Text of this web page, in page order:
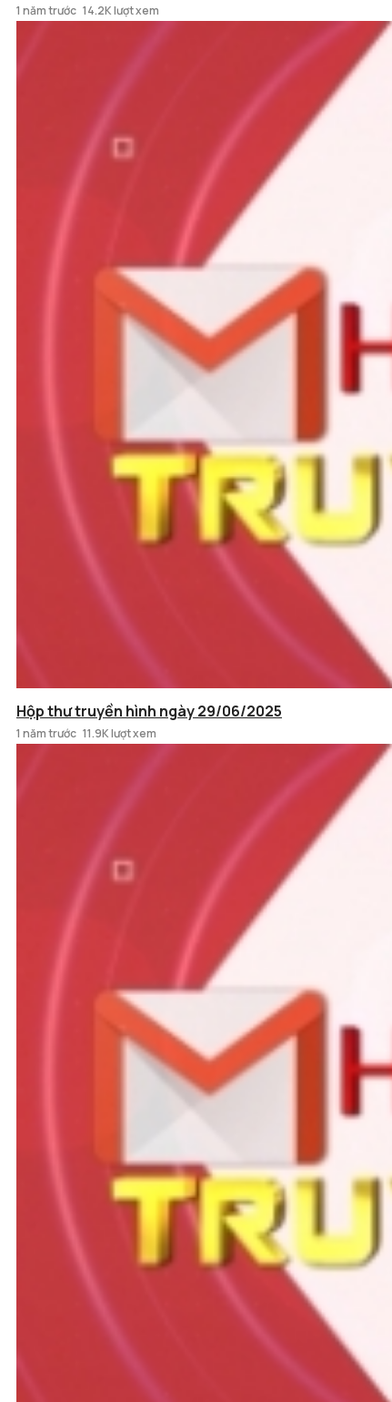
1 năm trước 14.2K lượt xem
Hộp thư truyền hình ngày 29/06/2025
1 năm trước 11.9K lượt xem